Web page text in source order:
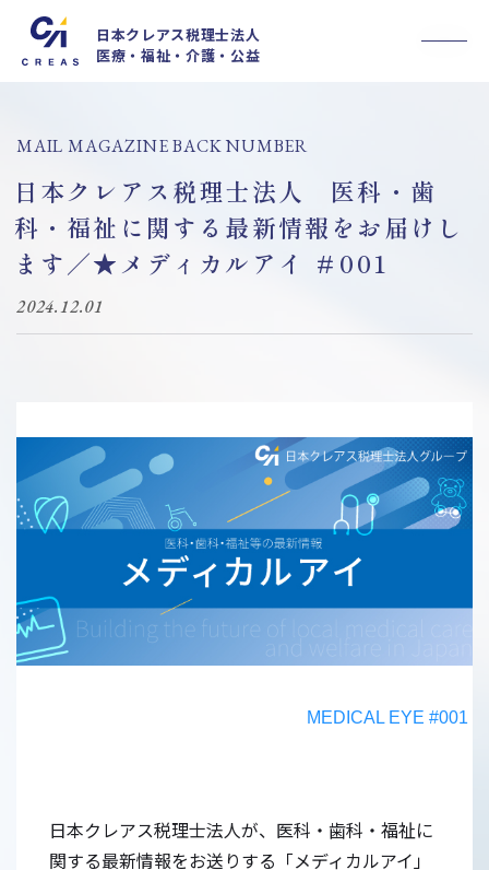
日本クレアス税理士法人
医療・福祉・介護・公益
採用情報
お知らせ
セミナー
お客様の声
ブログ
メルマガ
医療情報誌CLIENT
MAIL MAGAZINE BACK NUMBER
日本クレアス税理士法人 医科・歯
科・福祉に関する最新情報をお届けし
ます／★メディカルアイ ＃001
2024.12.01
MEDICAL EYE #001
日本クレアス税理士法人が、医科・歯科・福祉に
関する最新情報をお送りする「メディカルアイ」